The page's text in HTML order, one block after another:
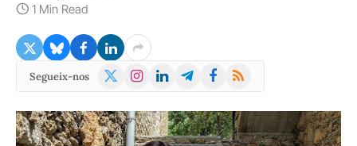
1 Min Read
Segueix-nos
X
Instagram
LinkedInTelegramFacebook
RSS